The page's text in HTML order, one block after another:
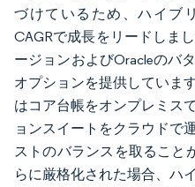
づけているため、ハイブ
CAGRで成長をリードしま
ージョンおよびOracleのバ
オプションを提供していま
はコア台帳をオンプレミス
ョンスイートをクラウドで
ストのバランスを取ること
らに厳格化された場合、ハ